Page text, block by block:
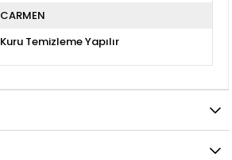
CARMEN
Kuru Temizleme Yapılır